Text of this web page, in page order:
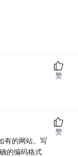
赞
有的网站。写
的编码格式
赞